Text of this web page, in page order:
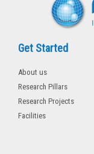
Get Started
About us
Research Pillars
Research Projects
Facilities